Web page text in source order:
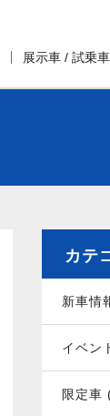
展示車 / 試乗車
カテ
新車情
イベン
限定車